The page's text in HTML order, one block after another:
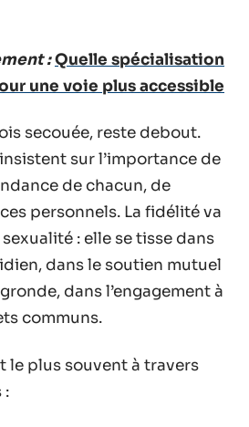
:Quelle spécialisation
une voie plus accessible
secouée, reste debout.
sur l’importance de
de chacun, de
personnels. La fidélité va
: elle se tisse dans
dans le soutien mutuel
dans l’engagement à
communs.
le plus souvent à travers
: